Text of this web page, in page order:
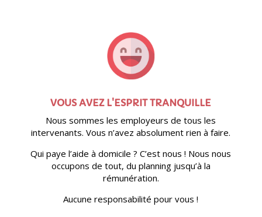
VOUS AVEZ L'ESPRIT TRANQUILLE
Nous sommes les employeurs de tous les
intervenants. Vous n’avez absolument rien à faire.
Qui paye l’aide à domicile ? C’est nous ! Nous nous
occupons de tout, du planning jusqu’à la
rémunération.
Aucune responsabilité pour vous !